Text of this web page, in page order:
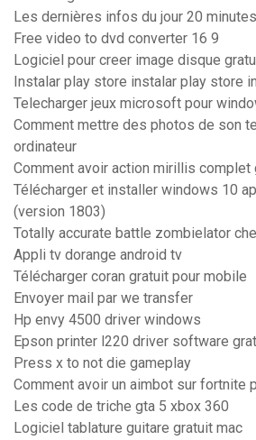
Les dernières infos du jour 20 minutes
Free video to dvd converter 16 9
Logiciel pour creer image disque
Instalar play store instalar play store
Telecharger jeux microsoft pour
Comment mettre des photos de son
ordinateur
Comment avoir action mirillis complet
Télécharger et installer windows 10
(version 1803)
Totally accurate battle zombielator
Appli tv dorange android tv
Télécharger coran gratuit pour mobile
Envoyer mail par we transfer
Hp envy 4500 driver windows
Epson printer l220 driver software
Press x to not die gameplay
Comment avoir un aimbot sur fortnite
Les code de triche gta 5 xbox 360
Logiciel tablature guitare gratuit mac